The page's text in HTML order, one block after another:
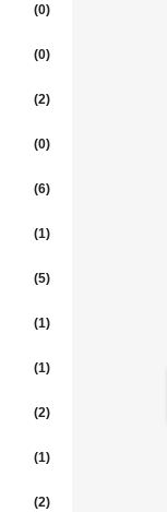
(0)
(0)
(2)
(0)
(6)
(1)
(5)
(1)
(1)
(2)
(1)
(2)